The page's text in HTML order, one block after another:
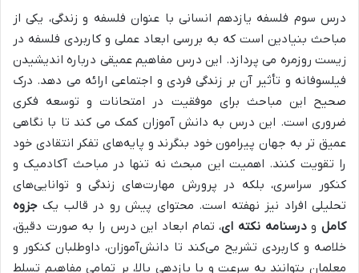
درس سوم فلسفه یازدهم انسانی با عنوان فلسفه و زندگی، یکی از
مباحث بنیادین است که به بررسی ابعاد عملی و کاربردی فلسفه در
زیست روزمره می پردازد. این درس مفاهیم عمیقی درباره اندیشیدن
فیلسوفانه و تأثیر آن بر زندگی فردی و اجتماعی ارائه می دهد. درک
صحیح این مباحث برای موفقیت در امتحانات و توسعه فکری
ضروری است. این درس به دانش آموزان کمک می کند تا با نگاهی
عمیق تر به جهان پیرامون خود بنگرند و پایه‌های تفکر انتقادی خود
را تقویت کنند. اهمیت این مبحث نه تنها در مباحث آکادمیک و
کنکور سراسری، بلکه در پرورش مهارت‌های زندگی و توانایی‌های
تحلیلی افراد نیز نهفته است. محتوای پیش رو در قالب یک جزوه
کاملودرسنامه نکته ای، تمام ابعاد این درس را به صورت دقیق،
خلاصه و کاربردی تشریح می‌کند تا دانش‌آموزان، داوطلبان کنکور و
معلمان بتوانند به سرعت و با بازدهی بالا، بر تمامی مفاهیم تسلط